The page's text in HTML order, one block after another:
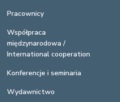
Pracownicy
Współpraca
międzynarodowa /
International cooperation
Konferencje i seminaria
Wydawnictwo